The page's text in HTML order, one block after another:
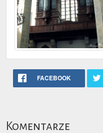
FACEBOOK
Komentarze